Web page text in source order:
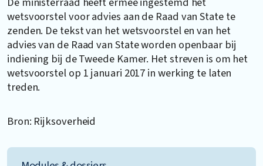
wetsvoorstel voor advies aan de Raad van State te
zenden. De tekst van het wetsvoorstel en van het
advies van de Raad van State worden openbaar bij
indiening bij de Tweede Kamer. Het streven is om het
wetsvoorstel op 1 januari 2017 in werking te laten
treden.
Bron: Rijksoverheid